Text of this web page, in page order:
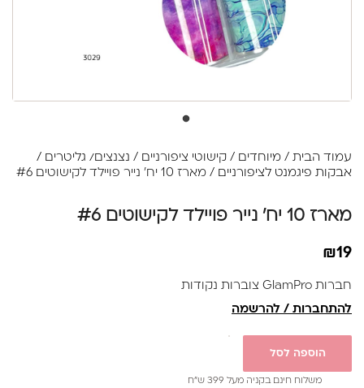
עמוד הבית / מיוחדים / קישוטי ציפורניים / נצנצים/ גליטרים /
אבקות פיגמנט לציפורניים / מארז 10 יח' נייר פויילד לקישוטים #6
מארז 10 יח' נייר פויילד לקישוטים #6
₪19
חברות GlamPro צוברות נקודות
להתחברות / להרשמה
הוספה לסל
משלוח חינם בקניה מעל 399 ש”ח